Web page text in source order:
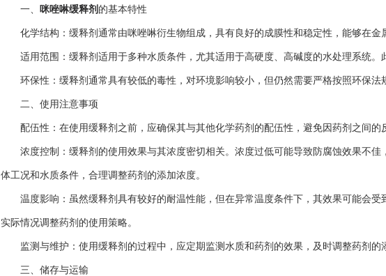
一、 咪唑啉缓释剂 的基本特性
化学结构：缓释剂通常由咪唑啉衍生物组成，具有良好的成膜性和稳定性，能够在金
适用范围：缓释剂适用于多种水质条件，尤其适用于高硬度、高碱度的水处理系统。
环保性：缓释剂通常具有较低的毒性，对环境影响较小，但仍然需要严格按照环保法
二、使用注意事项
配伍性：在使用缓释剂之前，应确保其与其他化学药剂的配伍性，避免因药剂之间的
浓度控制：缓释剂的使用效果与其浓度密切相关。浓度过低可能导致防腐蚀效果不佳
体工况和水质条件，合理调整药剂的添加浓度。
温度影响：虽然缓释剂具有较好的耐温性能，但在异常温度条件下，其效果可能会受
实际情况调整药剂的使用策略。
监测与维护：使用缓释剂的过程中，应定期监测水质和药剂的效果，及时调整药剂的
三、储存与运输